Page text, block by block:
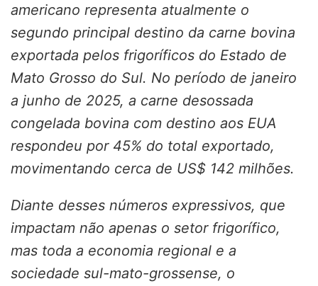
americano representa atualmente o
segundo principal destino da carne bovina
exportada pelos frigoríficos do Estado de
Mato Grosso do Sul. No período de janeiro
a junho de 2025, a carne desossada
congelada bovina com destino aos EUA
respondeu por 45% do total exportado,
movimentando cerca de US$ 142 milhões.
Diante desses números expressivos, que
impactam não apenas o setor frigorífico,
mas toda a economia regional e a
sociedade sul-mato-grossense, o